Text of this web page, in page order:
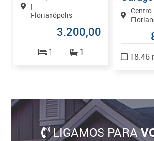
|
Florianópolis
3.200,00
1 1
Centro |
18.46
LIGAMOS PARA